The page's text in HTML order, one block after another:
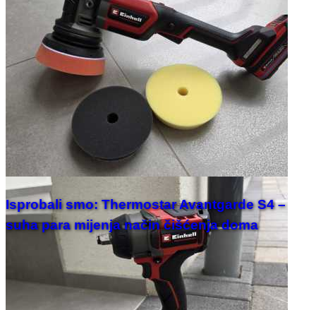
Isprobali smo: Thermostar Avantgarde S4 –
suha para mijenja način čišćenja doma